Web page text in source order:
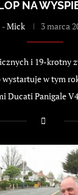
NA
-Mick 3 marca
i 19-krotny
w tym
Ducati Panigale